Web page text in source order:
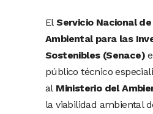
ElServicio Nacional
Ambiental para las
Sostenibles (Senace)
público técnico
al Ministerio del
la viabilidad ambiental